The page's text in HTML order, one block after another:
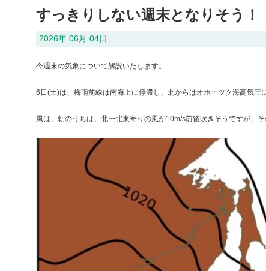
すっきりしない週末となりそう！
2026年 06月 04日
今週末の気象について解説いたします。
6日(土)は、梅雨前線は南海上に停滞し、北からはオホーツク海高気
風は、朝のうちは、北〜北東寄りの風が10m/s前後吹きそうですが、